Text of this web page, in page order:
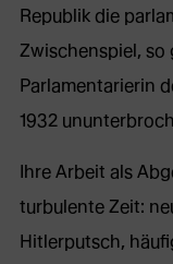
Republik die
Zwischenspiel, so
Parlamentarierin
1932
Ihre Arbeit als
turbulente Zeit:
Hitlerputsch,